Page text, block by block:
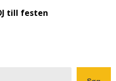
till festen